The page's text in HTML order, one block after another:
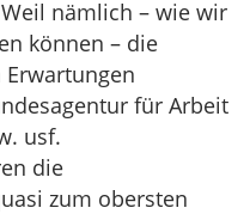
nämlich – wie wir
können – die
für Arbeit
usf.
die
zum obersten